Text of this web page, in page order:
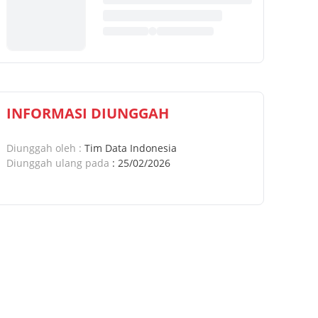
INFORMASI DIUNGGAH
Diunggah oleh : Tim Data Indonesia
Diunggah ulang pada : 25/02/2026